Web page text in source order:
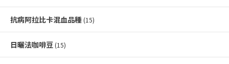
抗病阿拉比卡混血品種 (15)
日曬法咖啡豆 (15)